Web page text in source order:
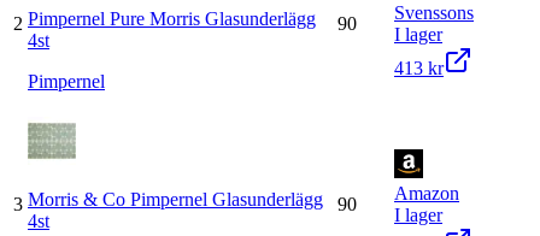
2 Pimpernel Pure Morris Glasunderlägg
4st
Pimpernel
90
Svenssons
I lager
413 kr
3 Morris & Co Pimpernel Glasunderlägg
4st
90
Amazon
I lager